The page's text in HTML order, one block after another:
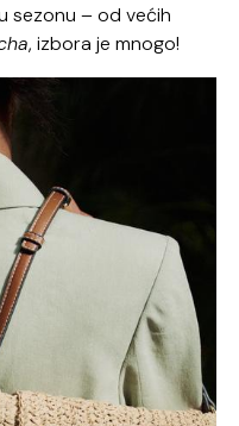
sezonu – od većih
, izbora je mnogo!